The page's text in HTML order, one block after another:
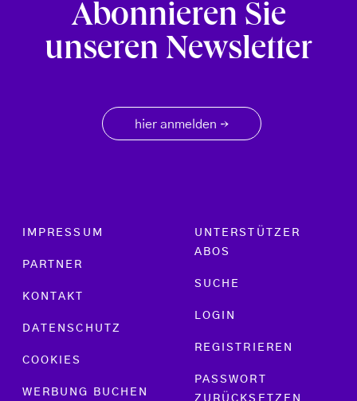
Abonnieren Sie
unseren Newsletter
hier anmelden →
Footer menu
IMPRESSUM
PARTNER
KONTAKT
DATENSCHUTZ
COOKIES
WERBUNG BUCHEN
UNTERSTÜTZER
ABOS
SUCHE
LOGIN
REGISTRIEREN
PASSWORT
ZURÜCKSETZEN